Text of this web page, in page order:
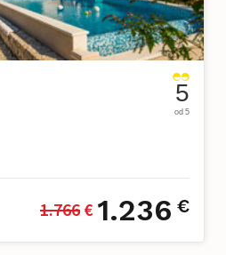
5
od 5
1.766 € 1.236 €